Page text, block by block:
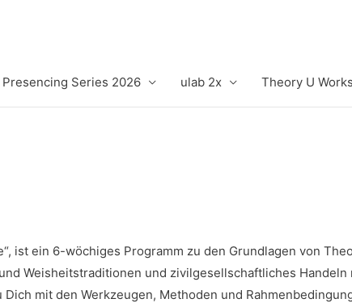
Presencing Series 2026 ulab 2x Theory U
ist ein 6-wöchiges Programm zu den Grundlagen von
Weisheitstraditionen und zivilgesellschaftliches Handeln
mit den Werkzeugen, Methoden und